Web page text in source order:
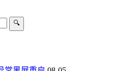
🔍